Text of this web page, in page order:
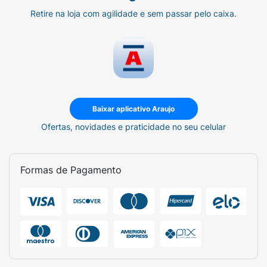
Retire na loja com agilidade e sem passar pelo caixa.
Baixar aplicativo Araujo
Ofertas, novidades e praticidade no seu celular
Formas de Pagamento